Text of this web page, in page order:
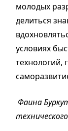
молодых
делиться
условиях
технологий,
Фаина